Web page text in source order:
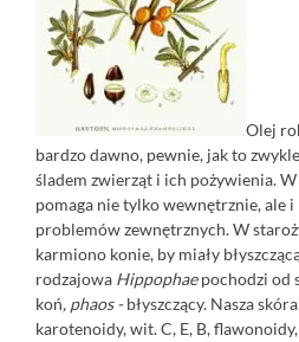
Olej
bardzo dawno, pewnie, jak to
śladem zwierząt i ich pożywienia.
pomaga nie tylko wewnętrznie, ale i
problemów zewnętrznych. W
karmiono konie, by miały
rodzajowa Hippophaepochodzi od
koń, phaos -błyszczący. Nasza
karotenoidy, wit. C, E, B,